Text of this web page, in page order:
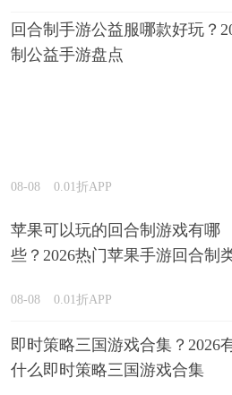
回合制手游公益服哪款好玩？
制公益手游盘点
08-08 0.01折APP
苹果可以玩的回合制游戏有哪
些？2026热门苹果手游回合制
08-08 0.01折APP
即时策略三国游戏合集？2026
什么即时策略三国游戏合集